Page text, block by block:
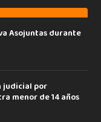
Asojuntas durante
judicial por
menor de 14 años